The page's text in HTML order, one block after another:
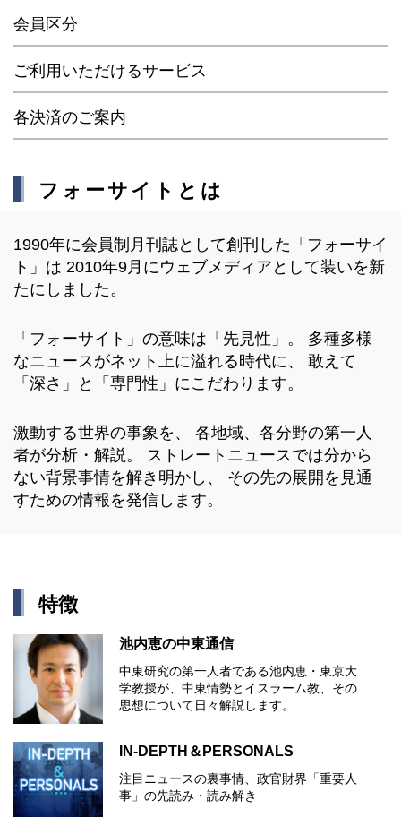
会員区分
ご利用いただけるサービス
各決済のご案内
フォーサイトとは
1990年に会員制月刊誌として創刊した「フォーサイ
ト」は 2010年9月にウェブメディアとして装いを新
たにしました。
「フォーサイト」の意味は「先見性」。 多種多様
なニュースがネット上に溢れる時代に、 敢えて
「深さ」と「専門性」にこだわります。
激動する世界の事象を、 各地域、各分野の第一人
者が分析・解説。 ストレートニュースでは分から
ない背景事情を解き明かし、 その先の展開を見通
すための情報を発信します。
特徴
池内恵の中東通信
中東研究の第⼀⼈者である池内恵・東京⼤
学教授が、中東情勢とイスラーム教、その
思想について⽇々解説します。
IN-DEPTH＆PERSONALS
注目ニュースの裏事情、政官財界「重要人
事」の先読み・読み解き